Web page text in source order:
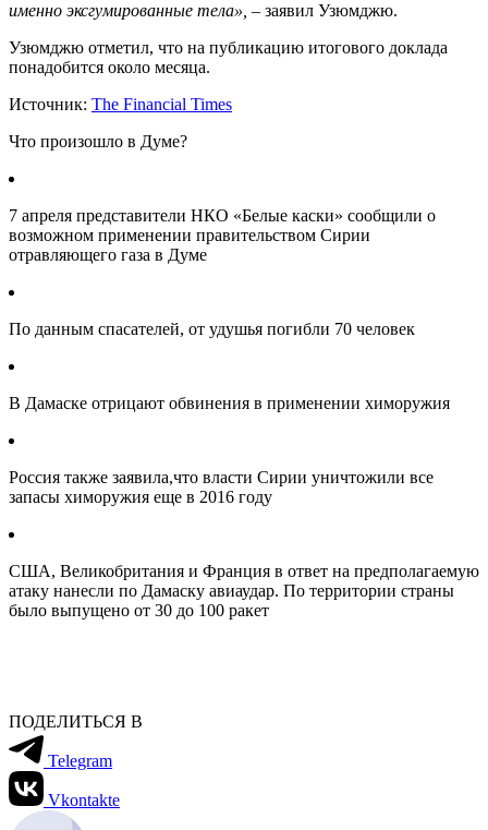
именно эксгумированные тела», – заявил Узюмджю.
Узюмджю отметил, что на публикацию итогового доклада
понадобится около месяца.
Источник: The Financial Times
Что произошло в Думе?
7 апреля представители НКО «Белые каски» сообщили о
возможном применении правительством Сирии
отравляющего газа в Думе
По данным спасателей, от удушья погибли 70 человек
В Дамаске отрицают обвинения в применении химоружия
Россия также заявила,что власти Сирии уничтожили все
запасы химоружия еще в 2016 году
США, Великобритания и Франция в ответ на предполагаемую
атаку нанесли по Дамаску авиаудар. По территории страны
было выпущено от 30 до 100 ракет
ПОДЕЛИТЬСЯ В
Telegram
Vkontakte